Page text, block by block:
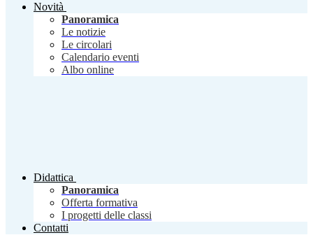
Novità
Panoramica
Le notizie
Le circolari
Calendario eventi
Albo online
Didattica
Panoramica
Offerta formativa
I progetti delle classi
Contatti